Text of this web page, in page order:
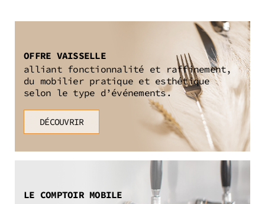
OFFRE VAISSELLE
alliant fonctionnalité et raffinement,
du mobilier pratique et esthétique
selon le type d’événements.
DÉCOUVRIR
LE COMPTOIR MOBILE